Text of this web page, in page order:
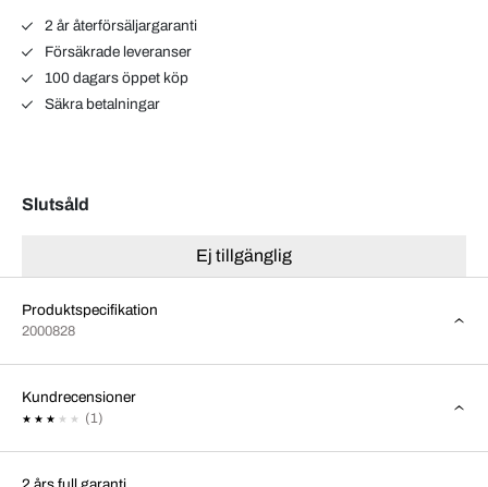
2 år återförsäljargaranti
Försäkrade leveranser
100 dagars öppet köp
Säkra betalningar
Slutsåld
Ej tillgänglig
Produktspecifikation
2000828
Kundrecensioner
(1)